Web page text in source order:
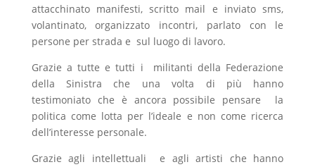
attacchinato manifesti, scritto mail e inviato sms,
volantinato, organizzato incontri, parlato con le
persone per strada e sul luogo di lavoro.
Grazie a tutte e tutti i militanti della Federazione
della Sinistra che una volta di più hanno
testimoniato che è ancora possibile pensare la
politica come lotta per l’ideale e non come ricerca
dell’interesse personale.
Grazie agli intellettuali e agli artisti che hanno